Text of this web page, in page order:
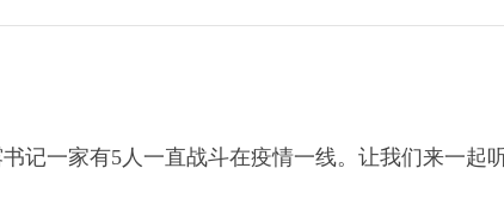
记一家有5人一直战斗在疫情一线。让我们来一起